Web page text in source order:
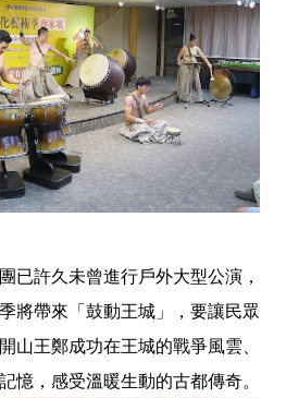
已許久未曾進行戶外大型公演，
將帶來「鼓動王城」，要讓民眾
山王鄭成功在王城的戰爭風雲、
憶，感受溫暖生動的古都傳奇。